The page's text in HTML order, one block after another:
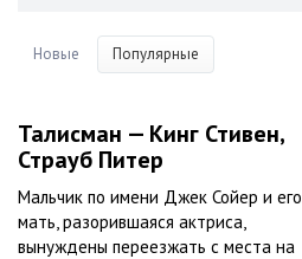
Новые Популярные
Талисман — Кинг Стивен,
Страуб Питер
Мальчик по имени Джек Сойер и его
мать, разорившаяся актриса,
вынуждены переезжать с места на